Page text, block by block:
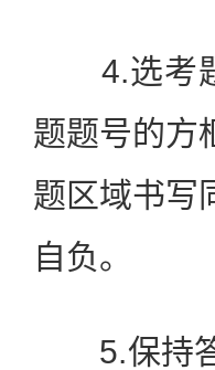
4.选考题
题题号的方
题区域书写
自负。
5.保持答